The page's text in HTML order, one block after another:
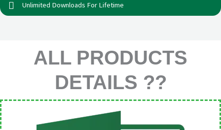
Unlimited Downloads For Lifetime
ALL PRODUCTS
DETAILS ??